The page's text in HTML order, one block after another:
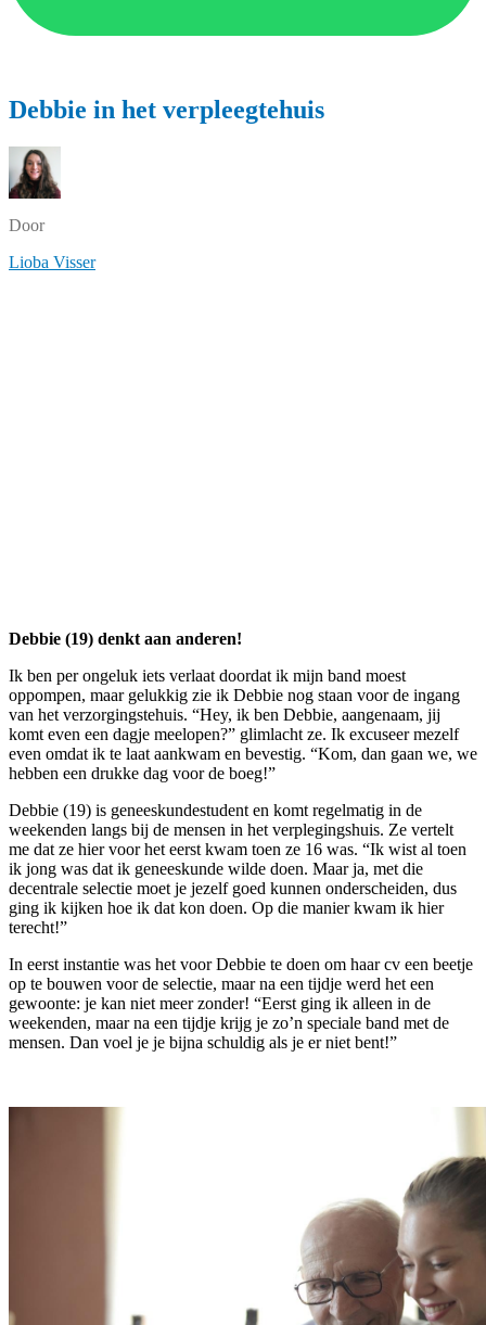
Debbie in het verpleegtehuis
Door
Lioba Visser
Debbie (19) denkt aan anderen!
Ik ben per ongeluk iets verlaat doordat ik mijn band moest
oppompen, maar gelukkig zie ik Debbie nog staan voor de ingang
van het verzorgingstehuis. “Hey, ik ben Debbie, aangenaam, jij
komt even een dagje meelopen?” glimlacht ze. Ik excuseer mezelf
even omdat ik te laat aankwam en bevestig. “Kom, dan gaan we, we
hebben een drukke dag voor de boeg!”
Debbie (19) is geneeskundestudent en komt regelmatig in de
weekenden langs bij de mensen in het verplegingshuis. Ze vertelt
me dat ze hier voor het eerst kwam toen ze 16 was. “Ik wist al toen
ik jong was dat ik geneeskunde wilde doen. Maar ja, met die
decentrale selectie moet je jezelf goed kunnen onderscheiden, dus
ging ik kijken hoe ik dat kon doen. Op die manier kwam ik hier
terecht!”
In eerst instantie was het voor Debbie te doen om haar cv een beetje
op te bouwen voor de selectie, maar na een tijdje werd het een
gewoonte: je kan niet meer zonder! “Eerst ging ik alleen in de
weekenden, maar na een tijdje krijg je zo’n speciale band met de
mensen. Dan voel je je bijna schuldig als je er niet bent!”